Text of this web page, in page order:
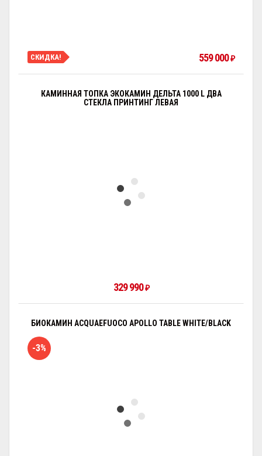
СКИДКА! 559 000₽
КАМИННАЯ ТОПКА ЭКОКАМИН ДЕЛЬТА 1000 L ДВА
СТЕКЛА ПРИНТИНГ ЛЕВАЯ
329 990₽
БИОКАМИН ACQUAEFUOCO APOLLO TABLE WHITE/BLACK
-3%